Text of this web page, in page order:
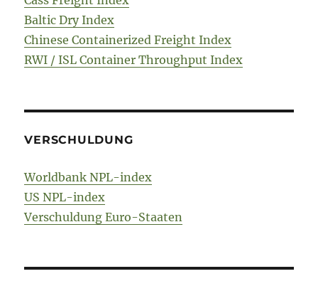
Baltic Dry Index
Chinese Containerized Freight Index
RWI / ISL Container Throughput Index
VERSCHULDUNG
Worldbank NPL-index
US NPL-index
Verschuldung Euro-Staaten